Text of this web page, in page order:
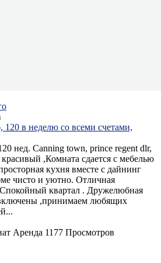
120 в неделю со всеми счетами,
нед. Canning town, prince regent dlr,
,Комната сдается с мебелью
кухня вместе с дайнинг
чисто и уютно. Отличная
Спокойный квартал . Дружелюбная
,принимаем любящих
Аренда 1177 Просмотров